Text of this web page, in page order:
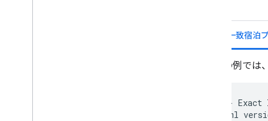
完全一致宿泊
次の例で
<!-- Exact
<?xml